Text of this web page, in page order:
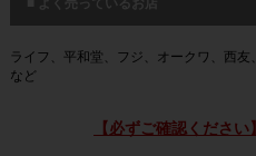
■ よく売っているお店
ライフ、平和堂、フジ、オークワ、西
など
【必ずご確認くださ